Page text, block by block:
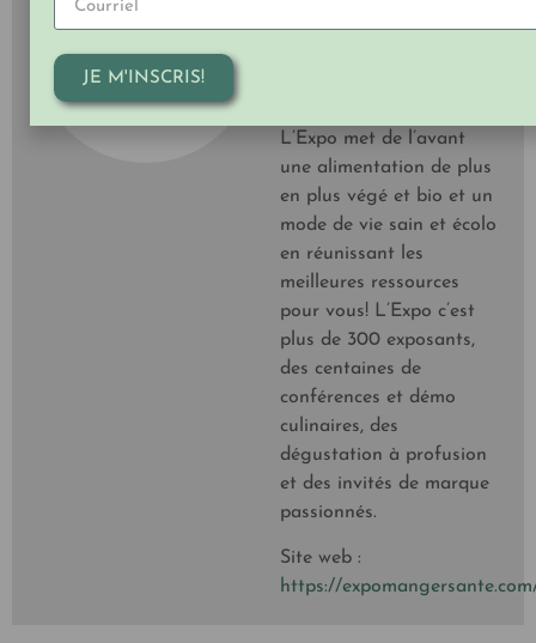
L’Expo met de l’avant
une alimentation de plus
en plus végé et bio et un
mode de vie sain et écolo
en réunissant les
meilleures ressources
pour vous! L’Expo c’est
plus de 300 exposants,
des centaines de
conférences et démo
culinaires, des
dégustation à profusion
et des invités de marque
passionnés.
Site web :
https://
JE M'INSCRIS!